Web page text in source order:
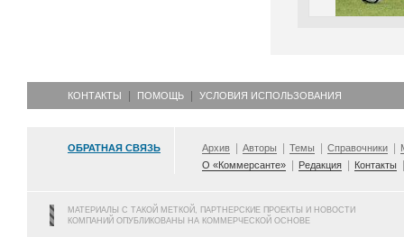
КОНТАКТЫ ПОМОЩЬ УСЛОВИЯ ИСПОЛЬЗОВАНИЯ
ОБРАТНАЯ СВЯЗЬ Архив Авторы Темы Справочники
О «Коммерсанте»
Редакция Контакты
МАТЕРИАЛЫ С ТАКОЙ МЕТКОЙ, ПАРТНЕРСКИЕ ПРОЕКТЫ И НОВОСТИ
КОМПАНИЙ ОПУБЛИКОВАНЫ НА КОММЕРЧЕСКОЙ ОСНОВЕ